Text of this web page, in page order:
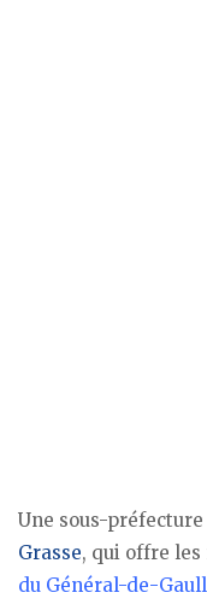
Une sous-
Grasse, qui offre les
du Général-de-